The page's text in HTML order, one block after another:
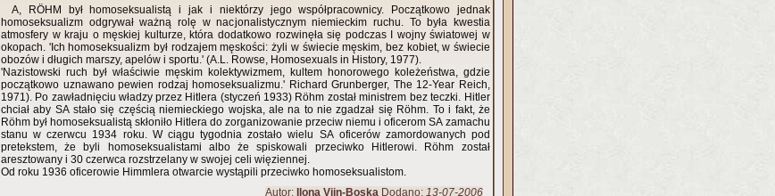
A, RÖHM był homoseksualistą i jak i niektórzy jego współpracownicy. Początkowo jednak
homoseksualizm odgrywał ważną rolę w nacjonalistycznym niemieckim ruchu. To była kwestia
atmosfery w kraju o męskiej kulturze, która dodatkowo rozwinęła się podczas I wojny światowej w
okopach. 'Ich homoseksualizm był rodzajem męskości: żyli w świecie męskim, bez kobiet, w świecie
obozów i długich marszy, apelów i sportu.' (A.L. Rowse, Homosexuals in History, 1977).
'Nazistowski ruch był właściwie męskim kolektywizmem, kultem honorowego koleżeństwa, gdzie
początkowo uznawano pewien rodzaj homoseksualizmu.' Richard Grunberger, The 12-Year Reich,
1971). Po zawładnięciu władzy przez Hitlera (styczeń 1933) Röhm został ministrem bez teczki. Hitler
chciał aby SA stało się częścią niemieckiego wojska, ale na to nie zgadzał się Röhm. To i fakt, że
Röhm był homoseksualistą skłoniło Hitlera do zorganizowanie przeciw niemu i oficerom SA zamachu
stanu w czerwcu 1934 roku. W ciągu tygodnia zostało wielu SA oficerów zamordowanych pod
pretekstem, że byli homoseksualistami albo że spiskowali przeciwko Hitlerowi. Röhm został
aresztowany i 30 czerwca rozstrzelany w swojej celi więziennej.
Od roku 1936 oficerowie Himmlera otwarcie wystąpili przeciwko homoseksualistom.
Autor:
Ilona Vijn-Boska Dodano: 13-07-2006